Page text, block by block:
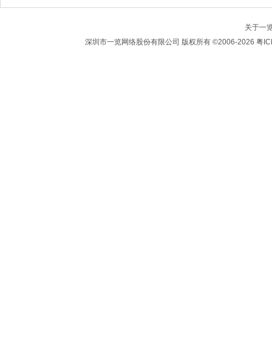
关于一
深圳市一览网络股份有限公司 版权所有 ©2006-2026 粤